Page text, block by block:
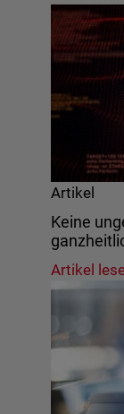
Artikel
Keine
Artikel